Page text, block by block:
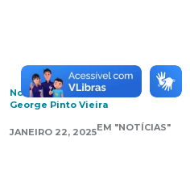
Nota de Pesar – Senhor
George Pinto Vieira
JANEIRO 22, 2025EM "NOTÍCIAS"